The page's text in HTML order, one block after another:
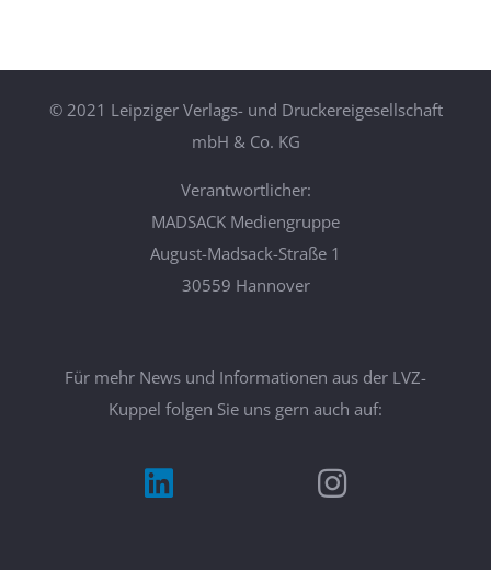
©2021 Leipziger Verlags- und Druckereigesellschaft
mbH & Co. KG
Verantwortlicher:
MADSACK Mediengruppe
August-Madsack-Straße 1
30559 Hannover
Für mehr News und Informationen aus der LVZ-
Kuppel folgen Sie uns gern auch auf: